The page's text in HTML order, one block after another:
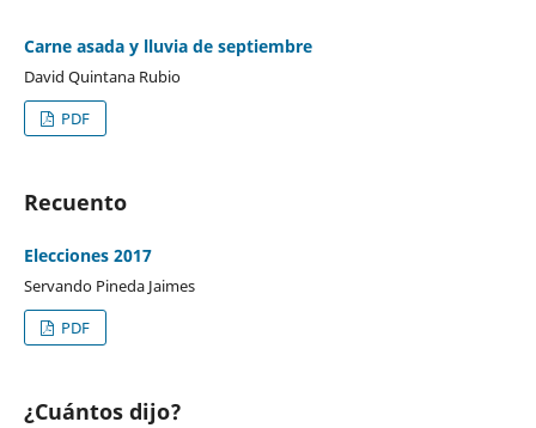
Carne asada y lluvia de septiembre
David Quintana Rubio
PDF
Recuento
Elecciones 2017
Servando Pineda Jaimes
PDF
¿Cuántos dijo?